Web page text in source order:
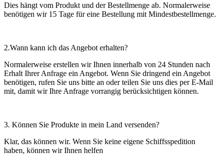
Dies hängt vom Produkt und der Bestellmenge ab. Normalerweise
benötigen wir 15 Tage für eine Bestellung mit Mindestbestellmenge.
2.Wann kann ich das Angebot erhalten?
Normalerweise erstellen wir Ihnen innerhalb von 24 Stunden nach
Erhalt Ihrer Anfrage ein Angebot. Wenn Sie dringend ein Angebot
benötigen, rufen Sie uns bitte an oder teilen Sie uns dies per E-Mail
mit, damit wir Ihre Anfrage vorrangig berücksichtigen können.
3. Können Sie Produkte in mein Land versenden?
Klar, das können wir. Wenn Sie keine eigene Schiffsspedition
haben, können wir Ihnen helfen